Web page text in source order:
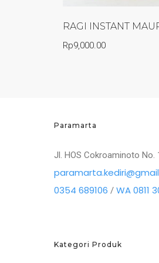
RAGI INSTANT
Rp9,000.00
Paramarta
Jl. HOS Cokroaminoto No.
0354 689106 / WA 0811
Kategori Produk